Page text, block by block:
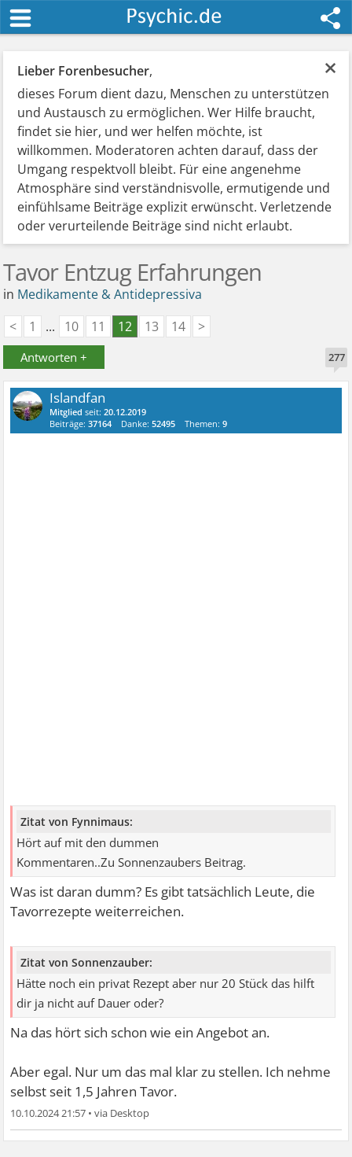
×
Lieber Forenbesucher,
dieses Forum dient dazu, Menschen zu unterstützen
und Austausch zu ermöglichen. Wer Hilfe braucht,
findet sie hier, und wer helfen möchte, ist
willkommen. Moderatoren achten darauf, dass der
Umgang respektvoll bleibt. Für eine angenehme
Atmosphäre sind verständnisvolle, ermutigende und
einfühlsame Beiträge explizit erwünscht. Verletzende
oder verurteilende Beiträge sind nicht erlaubt.
Tavor Entzug Erfahrungen
in Medikamente & Antidepressiva
<
1 ... 10 11 12 13 14 >
Antworten + 277
Islandfan
Mitglied seit:20.12.2019
Beiträge:37164 Danke:52495 Themen:9
Zitat von Fynnimaus:
Hört auf mit den dummen
Kommentaren..Zu Sonnenzaubers Beitrag.
Was ist daran dumm? Es gibt tatsächlich Leute, die
Tavorrezepte weiterreichen.
Zitat von Sonnenzauber:
Hätte noch ein privat Rezept aber nur 20 Stück das hilft
dir ja nicht auf Dauer oder?
Na das hört sich schon wie ein Angebot an.
Aber egal. Nur um das mal klar zu stellen. Ich nehme
selbst seit 1,5 Jahren Tavor.
10.10.2024 21:57 •